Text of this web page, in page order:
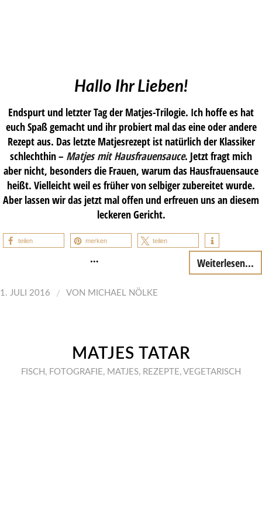
Hallo Ihr Lieben!
Endspurt und letzter Tag der Matjes-Trilogie. Ich hoffe es hat
euch Spaß gemacht und ihr probiert mal das eine oder andere
Rezept aus. Das letzte Matjesrezept ist natürlich der Klassiker
schlechthin – Matjes mit Hausfrauensauce. Jetzt fragt mich
aber nicht, besonders die Frauen, warum das Hausfrauensauce
heißt. Vielleicht weil es früher von selbiger zubereitet wurde.
Aber lassen wir das jetzt mal offen und erfreuen uns an diesem
leckeren Gericht.
teilen merken teilen
… Weiterlesen...
1. JULI 2016 / VON MICHAEL NÖLKE
MATJES TATAR
FISCH , FOTOGRAFIE, MATJES, REZEPTE, VEGETARISCH